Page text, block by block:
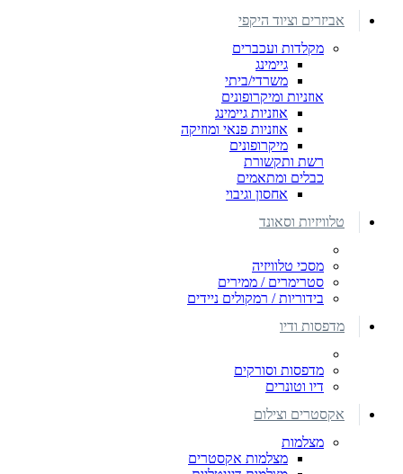
אביזרים וציוד היקפי
מקלדות ועכברים
גיימינג
משרדי/ביתי
אוזניות ומיקרופונים
אוזניות גיימינג
אוזניות פנאי ומוזיקה
מיקרופונים
רשת ותקשורת
כבלים ומתאמים
אחסון וגיבוי
טלוויזיות וסאונד
מסכי טלוויזיה
סטרימרים / ממירים
בידוריות / רמקולים ניידים
מדפסות ודיו
מדפסות וסורקים
דיו וטונרים
אקסטרים וצילום
מצלמות
מצלמות אקסטרים